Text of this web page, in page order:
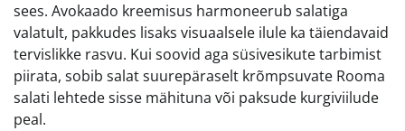
sees. Avokaado kreemisus harmoneerub salatiga
valatult, pakkudes lisaks visuaalsele ilule ka täiendavaid
tervislikke rasvu. Kui soovid aga süsivesikute tarbimist
piirata, sobib salat suurepäraselt krõmpsuvate Rooma
salati lehtede sisse mähituna või paksude kurgiviilude
peal.